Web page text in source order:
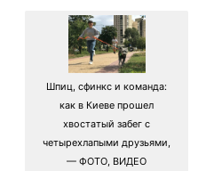
Шпиц, сфинкс и команда:
как в Киеве прошел
хвостатый забег с
четырехлапыми друзьями,
— ФОТО, ВИДЕО